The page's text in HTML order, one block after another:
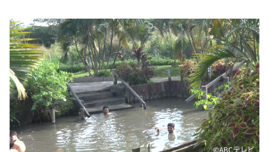
©️ABCテレビ